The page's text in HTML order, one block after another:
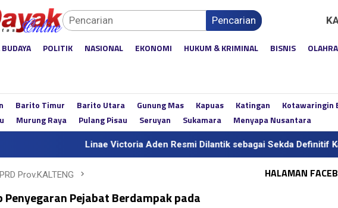
Pencarian
POLITIK NASIONAL EKONOMI HUKUM & KRIMINAL BISNIS
Barito Timur Barito Utara Gunung Mas Kapuas Katingan
Kotawaringin
Murung Raya Pulang Pisau Seruyan Sukamara Menyapa Nusantara
Linae Victoria Aden Resmi Dilantik sebagai Sekda Definitif Kalteng,
Prov.KALTENG
Penyegaran Pejabat Berdampak pada
HALAMAN